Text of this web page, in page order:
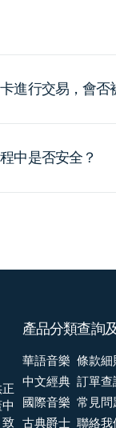
進行交易，會否
中是否安全？
產品分類
華語音樂
中文經典
國際音樂
古典爵士
查詢
條款細
訂單查
常見問
聯絡我